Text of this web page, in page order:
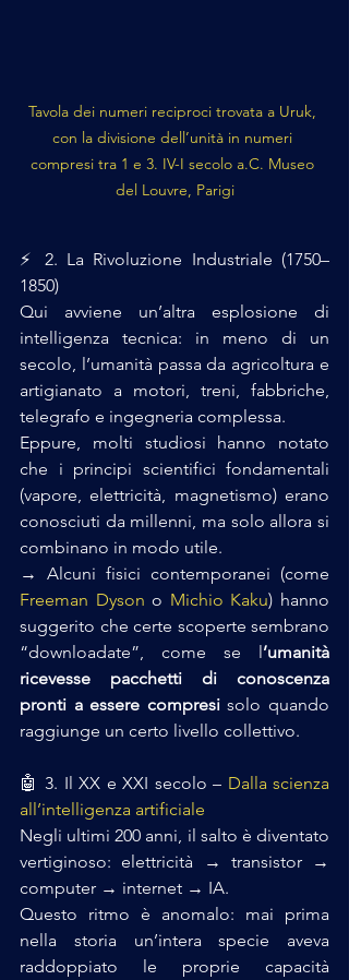
Tavola dei numeri reciproci trovata a Uruk,
con la divisione dell’unità in numeri
compresi tra 1 e 3. IV-I secolo a.C. Museo
del Louvre, Parigi
⚡ 2. La Rivoluzione Industriale (1750–
1850)
Qui avviene un’altra esplosione di
intelligenza tecnica: in meno di un
secolo, l’umanità passa da agricoltura e
artigianato a motori, treni, fabbriche,
telegrafo e ingegneria complessa.
Eppure, molti studiosi hanno notato
che i principi scientifici fondamentali
(vapore, elettricità, magnetismo) erano
conosciuti da millenni, ma solo allora si
combinano in modo utile.
Freeman Dyson o Michio Kaku) hanno
suggerito che certe scoperte sembrano
“downloadate”, come se l’umanità
ricevesse pacchetti di conoscenza
pronti a essere compresi solo quando
raggiunge un certo livello collettivo.
🤖 3. Il XX e XXI secolo – Dalla scienza
all’intelligenza artificiale
Negli ultimi 200 anni, il salto è diventato
vertiginoso: elettricità → transistor →
computer → internet → IA.
Questo ritmo è anomalo: mai prima
nella storia un’intera specie aveva
raddoppiato le proprie capacità